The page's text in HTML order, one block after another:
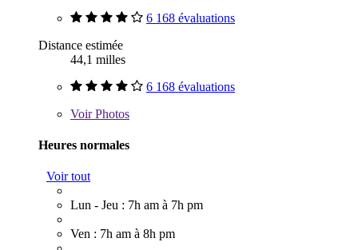
6 168 évaluations
Distance estimée
44,1 milles
6 168 évaluations
VoirPhotos
Heures normales
Voir tout
Lun - Jeu : 7h am à 7h pm
Ven : 7h am à 8h pm